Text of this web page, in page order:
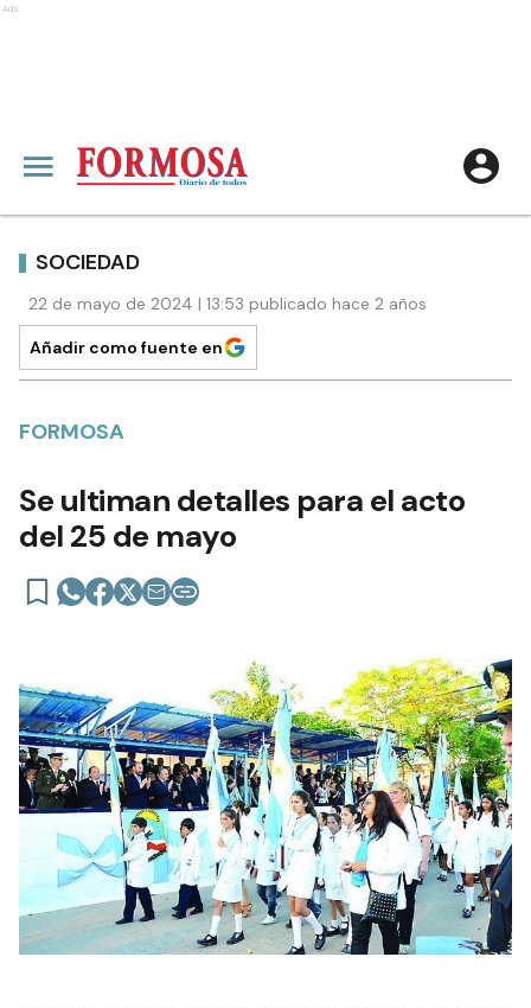
Ads
SOCIEDAD
22 de mayo de 2024 | 13:53 publicado hace 2 años
Añadir como fuente en
FORMOSA
Se ultiman detalles para el acto
del 25 de mayo